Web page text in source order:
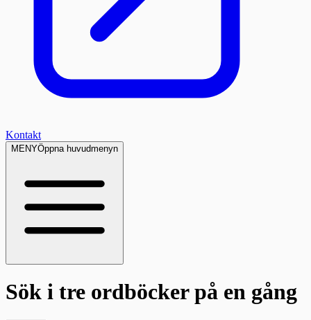
Kontakt
MENYÖppna huvudmenyn
Sök i tre ordböckerpå en gång